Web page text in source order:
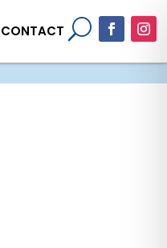
CONTACT